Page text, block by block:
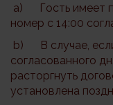
a) Гость имеет
номер с 14:00
b) В случае, если
согласованного
расторгнуть
установлена